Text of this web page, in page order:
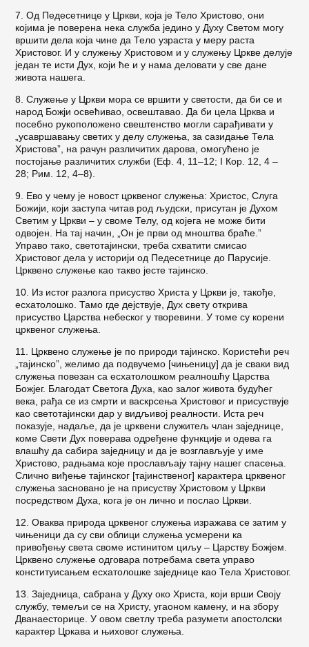
7. Од Педесетнице у Цркви, која је Тело Христово, они
којима је поверена нека служба једино у Духу Светом могу
вршити дела која чине да Тело узраста у меру раста
Христовог. И у служењу Христовом и у служењу Цркве делује
један те исти Дух, који ће и у нама деловати у све дане
живота нашега.
8. Служење у Цркви мора се вршити у светости, да би се и
народ Божји освећивао, освештавао. Да би цела Црква и
посебно рукоположено свештен­ство могли сарађивати у
„усавршавању светих у делу служења, за сазидање Тела
Христова”, на рачун раз­личитих дарова, омогућено је
постојање различитих служби (Еф. 4, 11–12; I Кор. 12, 4 –
28; Рим. 12, 4–8).
9. Ево у чему је новост црквеног служења: Хри­стос, Слуга
Божији, који заступа читав род људски, присутан је Духом
Светим у Цркви – у своме Телу, од којега не може бити
одвојен. На тај начин, „Он је први од мноштва браће.”
Управо тако, светотајински, треба схватити смисао
Христовог дела у историји од Педесетнице до Парусије.
Црквено служење као такво јесте тајинско.
10. Из истог разлога присуство Христа у Цркви је, такође,
есхатолошко. Тамо где дејствује, Дух свету открива
присуство Царства небеског у творевини. У томе су корени
црквеног служења.
11. Црквено служење је по природи тајинско. Користећи реч
„тајинско”, желимо да подвучемо [чињеницу] да је сваки вид
служења повезан са есхатолошком реалношћу Царства
Божјег. Благо­дат Светога Духа, као залог живота будућег
века, рађа се из смрти и васкрсења Христовог и прису­ствује
као светотајински дар у видљивој реално­сти. Иста реч
показује, надаље, да је црквени слу­житељ члан заједнице,
коме Свети Дух повера­ва одређене функције и одева га
влашћу да саби­ра заједницу и да је возглављује у име
Христово, радњама које прослављају тајну нашег спасења.
Слично виђење тајинског [тајинственог] карактера црквеног
служења засновано је на присуству Хри­стовом у Цркви
посредством Духа, кога је он лич­но и послао Цркви.
12. Оваква природа црквеног служења изражава се затим у
чињеници да су сви облици служења ус­мерени ка
привођењу света своме истинитом циљу – Царству Божјем.
Црквено служење одговара по­требама света управо
конституисањем есхатолош­ке заједнице као Тела Христовог.
13. Заједница, сабрана у Духу око Христа, који врши Своју
службу, темељи се на Христу, угаоном камену, и на збору
Дванаесторице. У овом свет­лу треба разумети апостолски
карактер Цркава и њиховог служења.